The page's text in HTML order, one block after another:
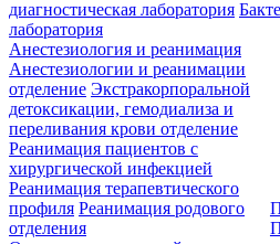
диагностическая лаборатория
лаборатория
Анестезиология и реанимация
Анестезиологии и реанимации
отделение Экстракорпоральной
детоксикации, гемодиализа и
переливания крови отделение
Реанимация пациентов с
хирургической инфекцией
Реанимация терапевтического
профиля Реанимация родового
отделения